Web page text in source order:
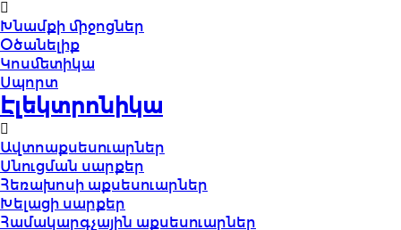
Խնամքի միջոցներ
Օծանելիք
Կոսմետիկա
Սպորտ
Էլեկտրոնիկա
Ավտոաքսեսուարներ
Սնուցման սարքեր
Հեռախոսի աքսեսուարներ
Խելացի սարքեր
Համակարգչային աքսեսուարներ